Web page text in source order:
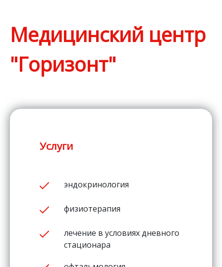
Медицинский центр
"Горизонт"
Услуги
эндокринология
физиотерапия
лечение в условиях дневного
стационара